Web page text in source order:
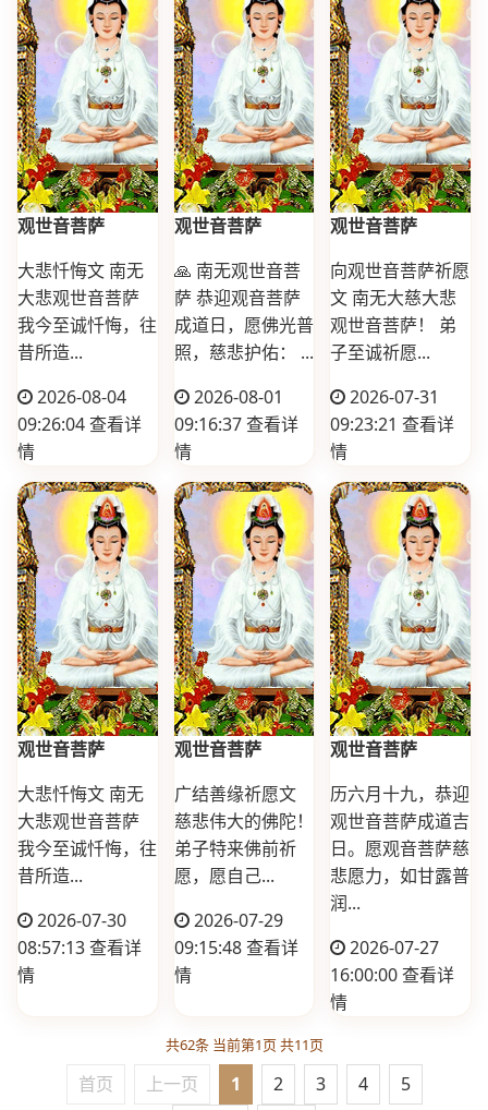
观世音菩萨
大悲忏悔文 南无
大悲观世音菩萨
我今至诚忏悔，往
昔所造...
2026-08-04
09:26:04查看详
情
观世音菩萨
🙏 南无观世音菩
萨 恭迎观音菩萨
成道日，愿佛光普
照，慈悲护佑： ...
2026-08-01
09:16:37查看详
情
观世音菩萨
向观世音菩萨祈愿
文 南无大慈大悲
观世音菩萨！ 弟
子至诚祈愿...
2026-07-31
09:23:21 查看详
情
观世音菩萨
大悲忏悔文 南无
大悲观世音菩萨
我今至诚忏悔，往
昔所造...
2026-07-30
08:57:13查看详
情
观世音菩萨
广结善缘祈愿文
慈悲伟大的佛陀！
弟子特来佛前祈
愿，愿自己...
2026-07-29
09:15:48查看详
情
观世音菩萨
历六月十九，恭迎
观世音菩萨成道吉
日。愿观音菩萨慈
悲愿力，如甘露普
润...
2026-07-27
16:00:00查看详
情
共62条 当前第1页 共11页
首页 上一页 1 2 3 4
5